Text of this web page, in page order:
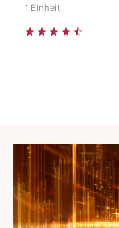
1 Einheit